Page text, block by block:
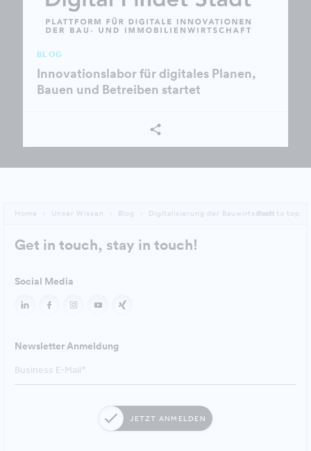
BLOG
Innovationslabor für digitales Planen,
Bauen und Betreiben startet
Home Unser Wissen Blog Digitalisierung der BauwirtschaftBack to top
Get in touch, stay in touch!
Social Media
Newsletter Anmeldung
JETZT ANMELDEN